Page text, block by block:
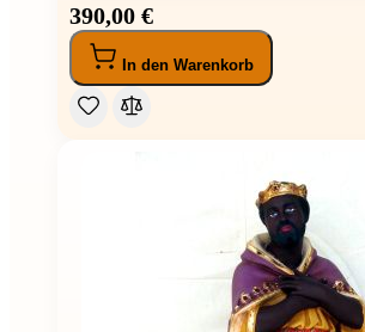
390,00 €
In den Warenkorb